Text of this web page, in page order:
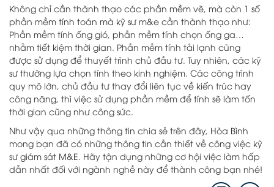
Không chỉ cần thành thạo các phần mềm vẽ, mà còn 1 số
phần mềm tính toán mà kỹ sư m&e cần thành thạo như:
Phần mềm tính ống gió, phần mềm tính chọn ống ga…
nhằm tiết kiệm thời gian. Phần mềm tính tải lạnh cũng
được sử dụng để thuyết trình chủ đầu tư. Tuy nhiên, các kỹ
sư thường lựa chọn tính theo kinh nghiệm. Các công trình
quy mô lớn, chủ đầu tư thay đổi liên tục về kiến trúc hay
công năng, thì việc sử dụng phần mềm để tính sẽ làm tốn
thời gian cũng như công sức.
Như vậy qua những thông tin chia sẻ trên đây, Hòa Bình
mong bạn đã có những thông tin cần thiết về công việc kỹ
sư giám sát M&E. Hãy tận dụng những cơ hội việc làm hấp
dẫn nhất đối với ngành nghề này để thành công bạn nhé!